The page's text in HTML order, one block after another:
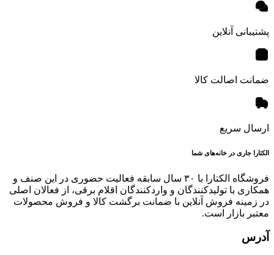
پشتیبانی آنلاین
ضمانت اصالت کالا
ارسال سریع
الکتارا جاری در خانه‌های شما
فروشگاه الکتارا با ۳۰ سال سابقه فعالیت حضوری در این صنف و
همکاری با تولیدکنندگان و واردکنندگان اقلام برقی، از فعالان اصلی
در زمینه فروش آنلاین با ضمانت برگشت کالا و فروش محصولات
معتبر بازار است.
آدرس